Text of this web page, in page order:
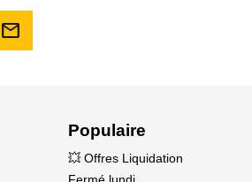
mail
Populaire
💥 Offres Liquidation